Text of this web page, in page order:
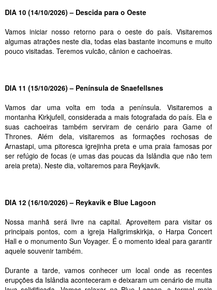
DIA 10 (14/10/2026) – Descida para o Oeste
Vamos iniciar nosso retorno para o oeste do país. Visitaremos
algumas atrações neste dia, todas elas bastante incomuns e muito
pouco visitadas. Teremos vulcão, cânion e cachoeiras.
DIA 11 (15/10/2026) – Península de Snaefellsnes
Vamos dar uma volta em toda a península. Visitaremos a
montanha Kirkjufell, considerada a mais fotografada do país. Ela e
suas cachoeiras também serviram de cenário para Game of
Thrones. Além dela, visitaremos as formações rochosas de
Arnastapi, uma pitoresca igrejinha preta e uma praia famosas por
ser refúgio de focas (e umas das poucas da Islândia que não tem
areia preta). Neste dia, voltaremos para Reykjavik.
DIA 12 (16/10/2026) – Reykavik e Blue Lagoon
Nossa manhã será livre na capital. Aproveitem para visitar os
principais pontos, com a igreja Hallgrimskirkja, o Harpa Concert
Hall e o monumento Sun Voyager. É o momento ideal para garantir
aquele souvenir também.
Durante a tarde, vamos conhecer um local onde as recentes
erupções da Islândia aconteceram e deixaram um cenário de muita